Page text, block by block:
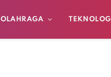
OLAHRAGA TEKNOLOGI